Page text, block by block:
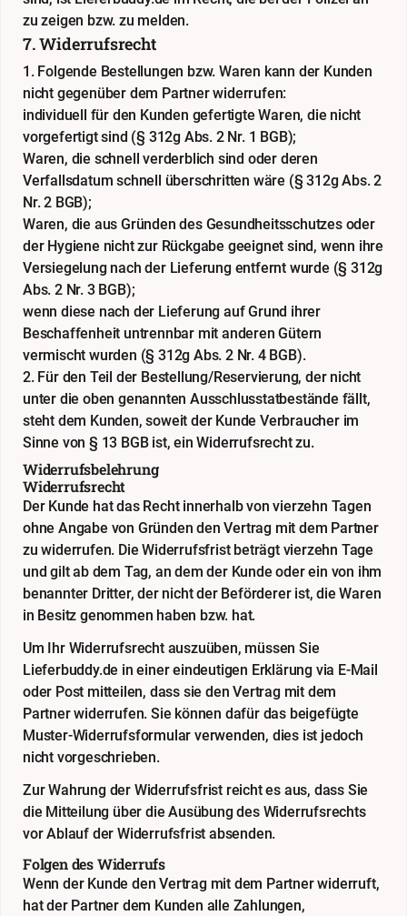
zu zeigen bzw. zu melden.
7. Widerrufsrecht
1. Folgende Bestellungen bzw. Waren kann der Kunden
nicht gegenüber dem Partner widerrufen:
individuell für den Kunden gefertigte Waren, die nicht
vorgefertigt sind (§ 312g Abs. 2 Nr. 1 BGB);
Waren, die schnell verderblich sind oder deren
Verfallsdatum schnell überschritten wäre (§ 312g Abs. 2
Nr. 2 BGB);
Waren, die aus Gründen des Gesundheitsschutzes oder
der Hygiene nicht zur Rückgabe geeignet sind, wenn ihre
Versiegelung nach der Lieferung entfernt wurde (§ 312g
Abs. 2 Nr. 3 BGB);
wenn diese nach der Lieferung auf Grund ihrer
Beschaffenheit untrennbar mit anderen Gütern
vermischt wurden (§ 312g Abs. 2 Nr. 4 BGB).
2. Für den Teil der Bestellung/Reservierung, der nicht
unter die oben genannten Ausschlusstatbestände fällt,
steht dem Kunden, soweit der Kunde Verbraucher im
Sinne von § 13 BGB ist, ein Widerrufsrecht zu.
Widerrufsbelehrung
Widerrufsrecht
Der Kunde hat das Recht innerhalb von vierzehn Tagen
ohne Angabe von Gründen den Vertrag mit dem Partner
zu widerrufen. Die Widerrufsfrist beträgt vierzehn Tage
und gilt ab dem Tag, an dem der Kunde oder ein von ihm
benannter Dritter, der nicht der Beförderer ist, die Waren
in Besitz genommen haben bzw. hat.
Um Ihr Widerrufsrecht auszuüben, müssen Sie
Lieferbuddy.de in einer eindeutigen Erklärung via E-Mail
oder Post mitteilen, dass sie den Vertrag mit dem
Partner widerrufen. Sie können dafür das beigefügte
Muster-Widerrufsformular verwenden, dies ist jedoch
nicht vorgeschrieben.
Zur Wahrung der Widerrufsfrist reicht es aus, dass Sie
die Mitteilung über die Ausübung des Widerrufsrechts
vor Ablauf der Widerrufsfrist absenden.
Folgen des Widerrufs
Wenn der Kunde den Vertrag mit dem Partner widerruft,
hat der Partner dem Kunden alle Zahlungen,